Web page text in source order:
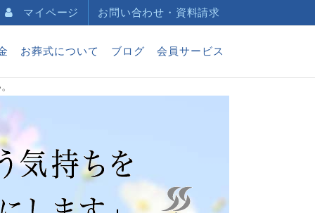
マイページ お問い合わせ・資料請求
お葬式について ブログ 会員サービス